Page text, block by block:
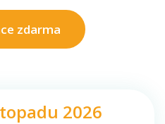
zdarma
2026